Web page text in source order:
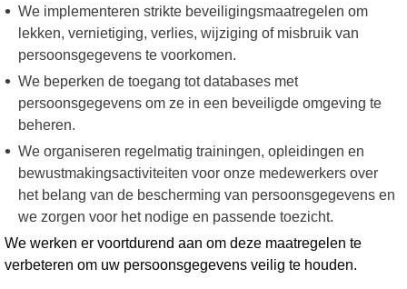
We implementeren strikte beveiligingsmaatregelen om
lekken, vernietiging, verlies, wijziging of misbruik van
persoonsgegevens te voorkomen.
We beperken de toegang tot databases met
persoonsgegevens om ze in een beveiligde omgeving te
beheren.
We organiseren regelmatig trainingen, opleidingen en
bewustmakingsactiviteiten voor onze medewerkers over
het belang van de bescherming van persoonsgegevens en
we zorgen voor het nodige en passende toezicht.
We werken er voortdurend aan om deze maatregelen te
verbeteren om uw persoonsgegevens veilig te houden.